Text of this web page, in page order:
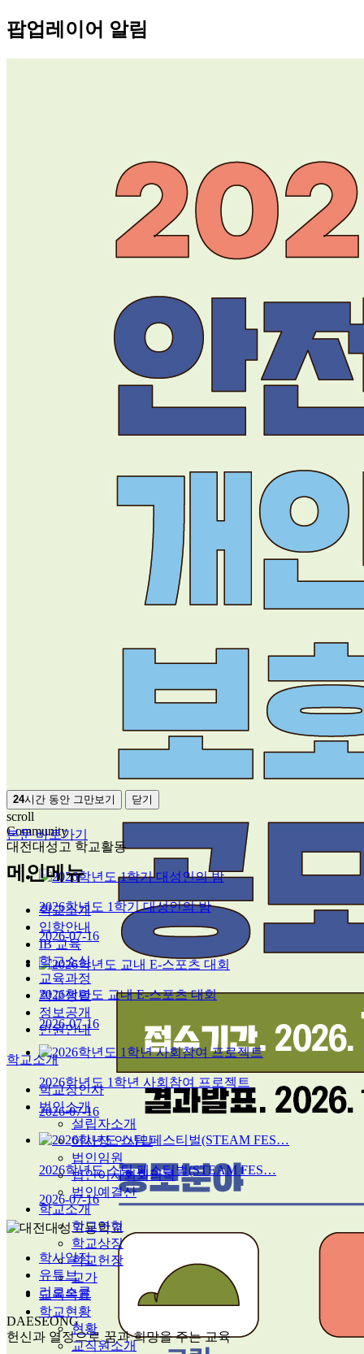
팝업레이어 알림
24시간 동안 그만보기 닫기
본문 바로가기
메인메뉴
학교소개
입학안내
IB 교육
학교소식
교육과정
학교생활
정보공개
민원안내
학교소개
학교장인사
법인소개
설립자소개
이사장 인사말
법인임원
법인이사회회의록
법인예결산
학교소개
학교연혁
학교상징
학교헌장
교가
교육목표
학교현황
현황
교직원소개
scroll
Community
대전대성고 학교활동
2026학년도 1학기 대성인의 밤
2026-07-16
2026학년도 교내 E-스포츠 대회
2026-07-16
2026학년도 1학년 사회참여 프로젝트
2026-07-16
2026학년도 스팀 페스티벌(STEAM FES…
2026-07-16
학사일정
유튜브
리로스쿨
DAESEONG
헌신과 열정으로 꿈과 희망을 주는 교육